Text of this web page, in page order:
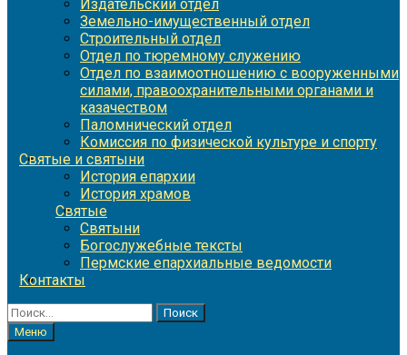
Издательский отдел
Земельно-имущественный отдел
Строительный отдел
Отдел по тюремному служению
Отдел по взаимоотношению с вооруженными
силами, правоохранительными органами и
казачеством
Паломнический отдел
Комиссия по физической культуре и спорту
Святые и святыни
История епархии
История храмов
Святые
Святыни
Богослужебные тексты
Пермские епархиальные ведомости
Контакты
Найти:
Меню